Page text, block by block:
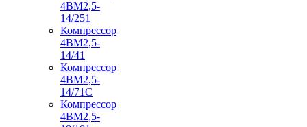
4ВМ2,5-
14/251
Компрессор
4ВМ2,5-
14/41
Компрессор
4ВМ2,5-
14/71C
Компрессор
4ВМ2,5-